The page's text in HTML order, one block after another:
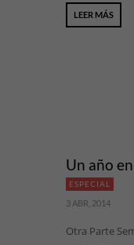
LEER MÁS
Un año
ESPECIAL
3 ABR, 2014
Otra Parte